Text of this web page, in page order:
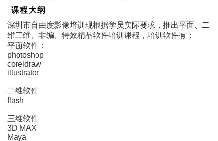
课程大纲
深圳市自由度影像培训现根据学员实际要求，推出平面、二
维三维、非编、特效精品软件培训课程，培训软件有：
平面软件：
photoshop
coreldraw
illustrator
二维软件
flash
三维软件
3D MAX
Maya